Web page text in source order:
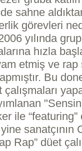
sahne
görevleri
yılında
hızla
etmiş ve rap
Bu
ile “featuring”
sanatçının
Rap” düet